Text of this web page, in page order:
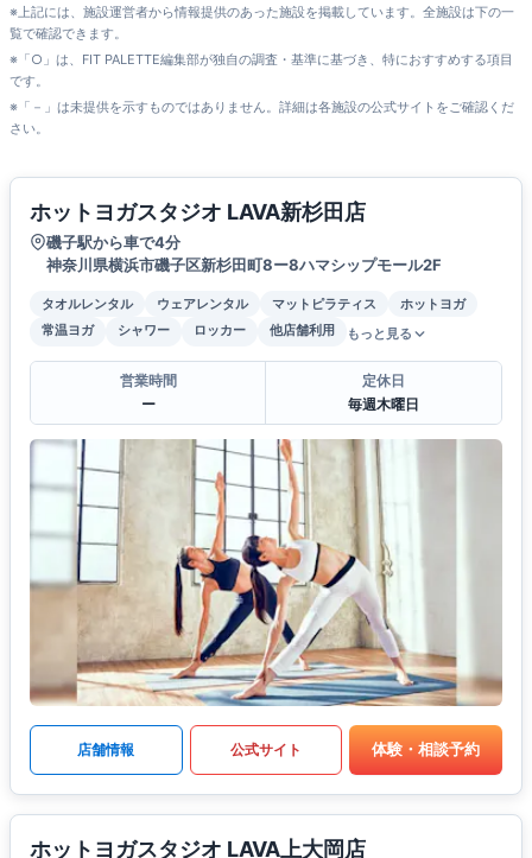
※上記には、施設運営者から情報提供のあった施設を掲載しています。全施設は下の一
覧で確認できます。
※「○」は、FIT PALETTE編集部が独自の調査・基準に基づき、特におすすめする項目
です。
※「－」は未提供を示すものではありません。詳細は各施設の公式サイトをご確認くだ
さい。
ホットヨガスタジオ LAVA新杉田店
磯子駅から車で4分
神奈川県横浜市磯子区新杉田町8ー8ハマシップモール2F
タオルレンタル ウェアレンタル マットピラティス
ホットヨガ
常温ヨガ
シャワー ロッカー 他店舗利用 もっと見る
営業時間
ー
定休日
毎週木曜日
店舗情報 公式サイト 体験・相談予約
ホットヨガスタジオ LAVA上大岡店